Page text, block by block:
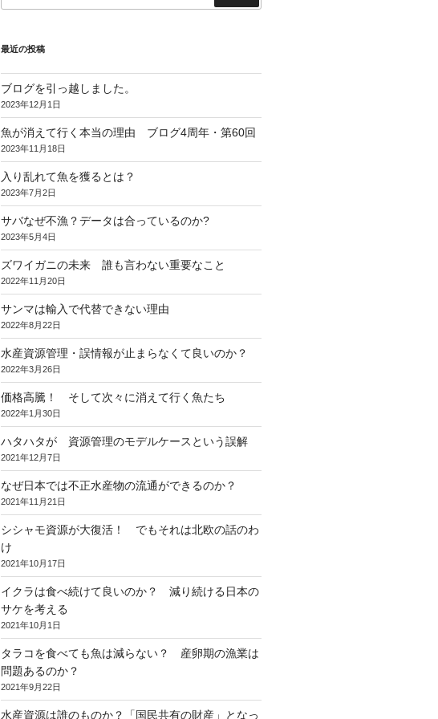
索
最近の投稿
ブログを引っ越しました。
2023年12月1日
魚が消えて行く本当の理由 ブログ4周年・第60回
2023年11月18日
入り乱れて魚を獲るとは？
2023年7月2日
サバなぜ不漁？データは合っているのか?
2023年5月4日
ズワイガニの未来 誰も言わない重要なこと
2022年11月20日
サンマは輸入で代替できない理由
2022年8月22日
水産資源管理・誤情報が止まらなくて良いのか？
2022年3月26日
価格高騰！ そして次々に消えて行く魚たち
2022年1月30日
ハタハタが 資源管理のモデルケースという誤解
2021年12月7日
なぜ日本では不正水産物の流通ができるのか？
2021年11月21日
シシャモ資源が大復活！ でもそれは北欧の話のわ
け
2021年10月17日
イクラは食べ続けて良いのか？ 減り続ける日本の
サケを考える
2021年10月1日
タラコを食べても魚は減らない？ 産卵期の漁業は
問題あるのか？
2021年9月22日
水産資源は誰のものか？「国民共有の財産」となっ